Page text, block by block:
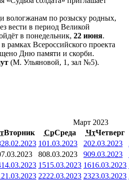
вологжанам по розыску родных,
вести в период Великой
в понедельник, 22 июня.
рамках Всероссийского проекта
Дню памяти и скорби.
(М. Ульяновой, 1, зал №5).
Март 2023
Вторник СрСреда ЧтЧетверг
28.02.2023 101.03.2023 202.03.2023
808.03.2023 909.03.2023
14.03.2023 1515.03.2023 1616.03.2023
21.03.2023 2222.03.2023 2323.03.2023